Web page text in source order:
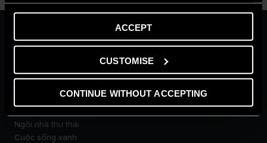
ACCEPT
CUSTOMISE
CONTINUE WITHOUT ACCEPTING
Thương hiệu Ariston
Tuyển Dụng
Mẹo & giải pháp
Ngôi nhà thư thái
Cuộc sống xanh